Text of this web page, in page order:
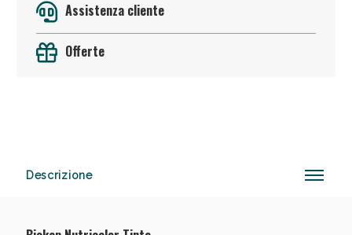
Assistenza cliente
Offerte
Descrizione